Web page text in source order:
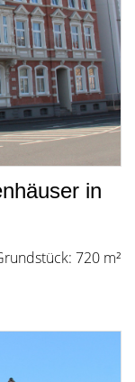
in
720 m²